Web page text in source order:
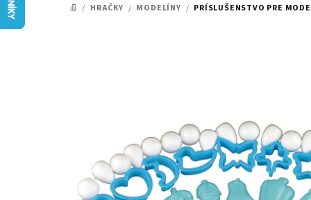
DOMOV
/ HRAČKY / MODELÍNY / PRÍSLUŠENSTVO PRE